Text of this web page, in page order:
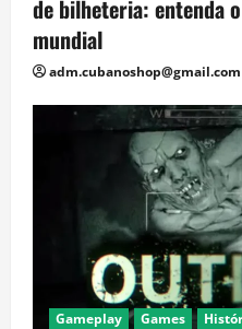
de bilheteria: entenda
mundial
adm.cubanoshop@gmail.com
Gameplay Games